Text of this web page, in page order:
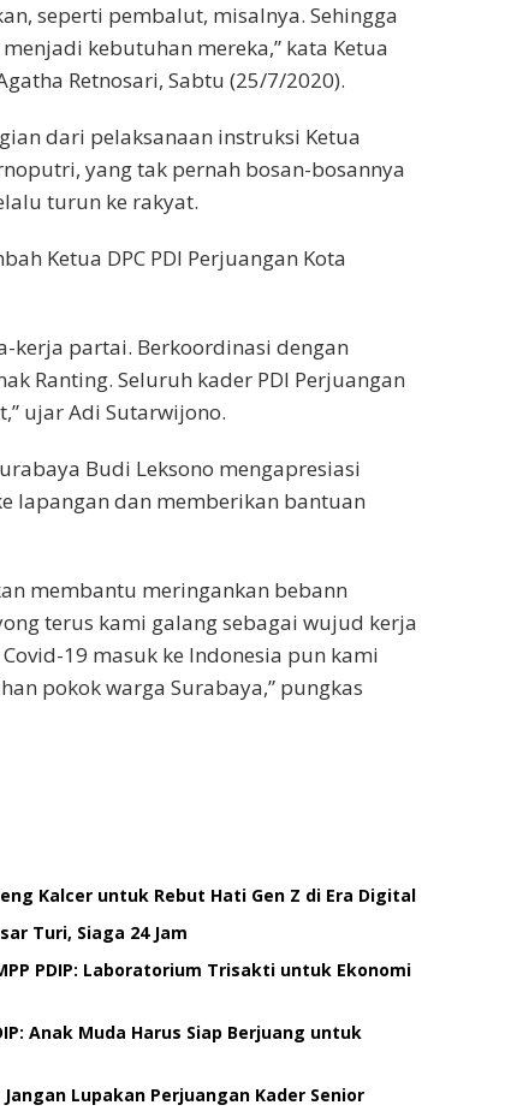
seperti pembalut, misalnya. Sehingga
kebutuhan mereka,” kata Ketua
Retnosari, Sabtu (25/7/2020).
dari pelaksanaan instruksi Ketua
yang tak pernah bosan-bosannya
turun ke rakyat.
Ketua DPC PDI Perjuangan Kota
kerja partai. Berkoordinasi dengan
Ranting. Seluruh kader PDI Perjuangan
ujar Adi Sutarwijono.
Budi Leksono mengapresiasi
lapangan dan memberikan bantuan
membantu meringankan bebann
terus kami galang sebagai wujud kerja
19 masuk ke Indonesia pun kami
pokok warga Surabaya,” pungkas
Kalcer untuk Rebut Hati Gen Z di Era Digital
Turi, Siaga 24 Jam
PDIP: Laboratorium Trisakti untuk Ekonomi
Anak Muda Harus Siap Berjuang untuk
Lupakan Perjuangan Kader Senior